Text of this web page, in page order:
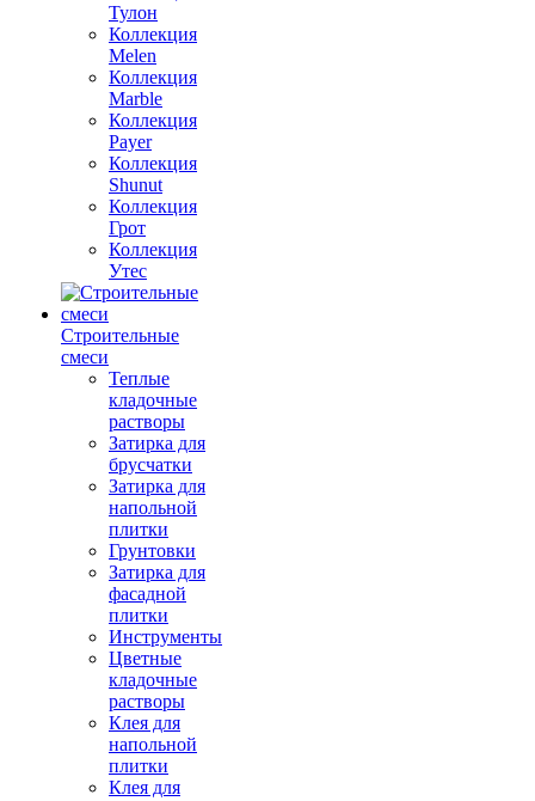
Тулон
Коллекция
Melen
Коллекция
Marble
Коллекция
Payer
Коллекция
Shunut
Коллекция
Грот
Коллекция
Утес
Строительные
смеси
Теплые
кладочные
растворы
Затирка для
брусчатки
Затирка для
напольной
плитки
Грунтовки
Затирка для
фасадной
плитки
Инструменты
Цветные
кладочные
растворы
Клея для
напольной
плитки
Клея для